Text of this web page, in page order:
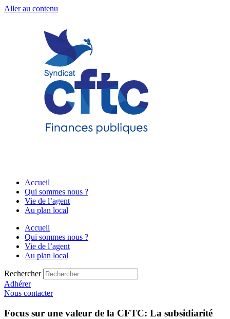
Aller au contenu
Accueil
Qui sommes nous ?
Vie de l’agent
Au plan local
Accueil
Qui sommes nous ?
Vie de l’agent
Au plan local
Rechercher
Adhérer
Nous contacter
Focus sur une valeur de la CFTC: La subsidiarité